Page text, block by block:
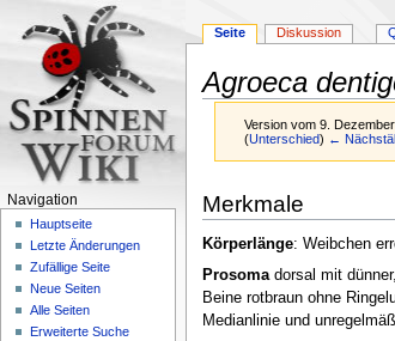
Agroeca
Version vom 9.
(Unterschied) ←
Navigation
springen
Suche
springen
Merkmale
Körperlänge: Weibchen
Prosomadorsal mit
Beine rotbraun ohne
Medianlinie und
Seite Diskussion
Navigation
Hauptseite
Letzte Änderungen
Zufällige Seite
Neue Seiten
Alle Seiten
Erweiterte Suche